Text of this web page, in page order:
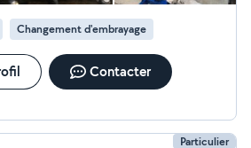
Changement d'embrayage
Contacter
Particulier